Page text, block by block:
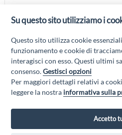
E-mail:emilianagismondi@libero.it
“Attività cofinanziate dal PSR 2014/2020
M@rsi - Fondo FEASR; Sottomisura
Su questo sito utilizziamo i
Questo sito utilizza cookie
funzionamento e cookie di
interagisci con esso. Questi ultimi
consenso.Gestisci opzioni
Per maggiori dettagli relativi a
leggere la nostra informativa sulla
Accetto